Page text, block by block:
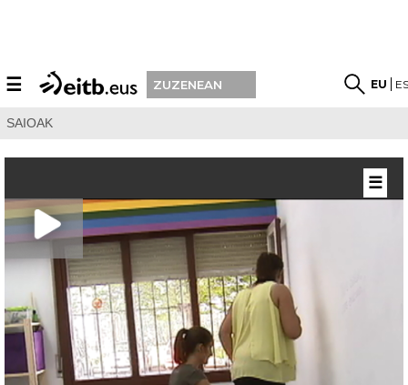
☰ ZUZENEAN EU
SAIOAK
☰